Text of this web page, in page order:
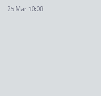
25 Mar 10:08